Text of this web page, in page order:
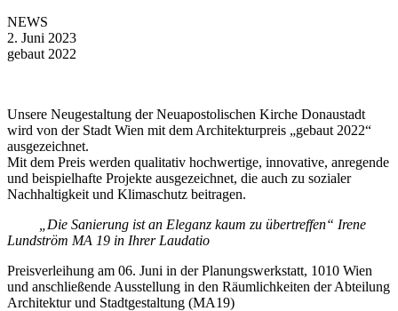
NEWS
2. Juni 2023
gebaut 2022
Unsere Neugestaltung der Neuapostolischen Kirche Donaustadt
wird von der Stadt Wien mit dem Architekturpreis „gebaut 2022“
ausgezeichnet.
Mit dem Preis werden qualitativ hochwertige, innovative, anregende
und beispielhafte Projekte ausgezeichnet, die auch zu sozialer
Nachhaltigkeit und Klimaschutz beitragen.
„Die Sanierung ist an Eleganz kaum zu übertreffen“ Irene
Lundström MA 19 in Ihrer Laudatio
Preisverleihung am 06. Juni in der Planungswerkstatt, 1010 Wien
und anschließende Ausstellung in den Räumlichkeiten der Abteilung
Architektur und Stadtgestaltung (MA19)